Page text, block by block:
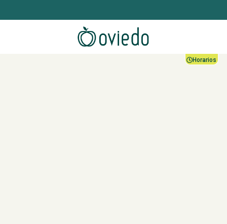
Horarios